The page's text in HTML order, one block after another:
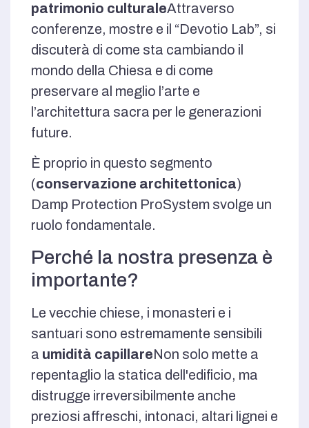
patrimonio culturaleAttraverso
conferenze, mostre e il “Devotio Lab”, si
discuterà di come sta cambiando il
mondo della Chiesa e di come
preservare al meglio l’arte e
l’architettura sacra per le generazioni
future.
È proprio in questo segmento
(conservazione architettonica)
Damp Protection ProSystem svolge un
ruolo fondamentale.
Perché la nostra presenza è
importante?
Le vecchie chiese, i monasteri e i
santuari sono estremamente sensibili
a umidità capillareNon solo mette a
repentaglio la statica dell'edificio, ma
distrugge irreversibilmente anche
preziosi affreschi, intonaci, altari lignei e